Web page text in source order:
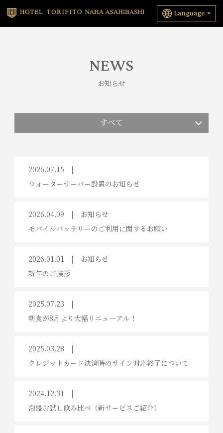
Language
NEWS
お知らせ
すべて
2026.07.15
ウォーターサーバー設置のお知らせ
2026.04.09
お知らせ
モバイルバッテリーのご利用に関するお願い
2026.01.01
お知らせ
新年のご挨拶
2025.07.23
朝食が8月より大幅リニューアル！
2025.03.28
クレジットカード決済時のサイン対応終了について
2024.12.31
泡盛お試し飲み比べ（新サービスご紹介）